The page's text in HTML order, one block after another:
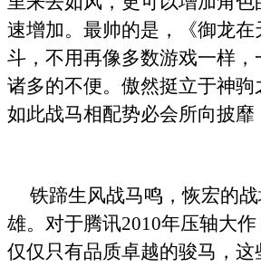
速增加。最帅的是，《御龙
斗，不用再像多数游戏一样
诸多的不便。傲然挺立于神
如此战马相配势必会所向披靡
铁蹄生风战马鸣，恢宏的
雄。对于腾讯2010年压轴大
仅仅只有品质卓越的骏马，